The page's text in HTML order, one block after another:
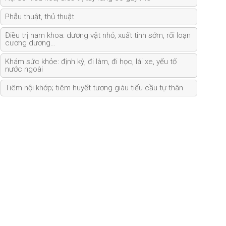
Phẫu thuật, thủ thuật
Điều trị nam khoa: dương vật nhỏ, xuất tinh sớm, rối loạn
cương dương…
Khám sức khỏe: định kỳ, đi làm, đi học, lái xe, yếu tố
nước ngoài
Tiêm nội khớp; tiêm huyết tương giàu tiểu cầu tự thân